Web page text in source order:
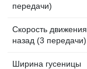
передачи)
Скорость движения
назад (3 передачи)
Ширина гусеницы